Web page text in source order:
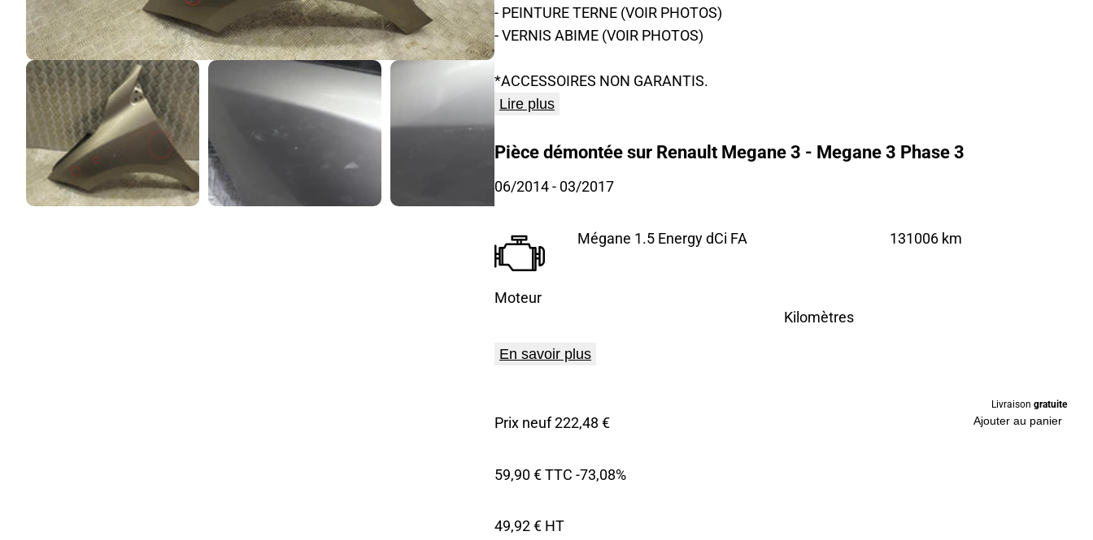
- PEINTURE TERNE (VOIR PHOTOS)
- VERNIS ABIME (VOIR PHOTOS)
*ACCESSOIRES NON GARANTIS.
Lire plus
Pièce démontée sur Renault Megane 3 - Megane 3 Phase 3
06/2014- 03/2017
Moteur
Mégane 1.5 Energy dCi FA
Kilomètres
131006 km
En savoir plus
Prix neuf 222,48 €
59,90 € TTC -73,08%
49,92 € HT
Livraison gratuite
Ajouter au panier